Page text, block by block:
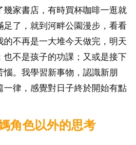
幾家書店，有時買杯咖啡一逛就
足了，就到河畔公園漫步，看看
的不再是一大堆今天做完，明天
也不是孩子的功課；又或是接下
惱。我學習新事物，認識新朋
一律，感覺對日子終於開始有點
角色以外的思考